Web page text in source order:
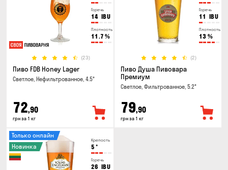
Горечь
14 IBU
Плотность
11.7 %
(23)
Пиво FDB Honey Lager
Светлое, Нефильтрованное, 4.5°
72,90
грн за 1 кг
Горечь
11 IBU
Плотность
13 %
(2)
Пиво Душа Пивовара
Премиум
Светлое, Фильтрованное, 5.2°
79,90
грн за 1 кг
Крепость
5 °
Горечь
26 IBU
Только онлайн
Новинка